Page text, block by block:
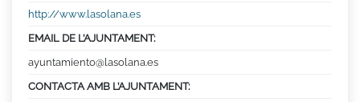
http://www.lasolana.es
EMAIL DE L’AJUNTAMENT:
ayuntamiento@lasolana.es
CONTACTA AMB L’AJUNTAMENT: